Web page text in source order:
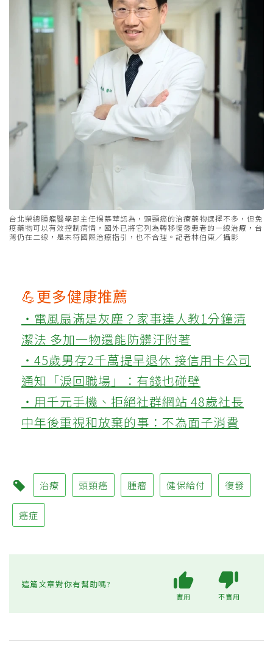
台北榮總腫瘤醫學部主任楊慕華認為，頭頸癌的治療藥物選擇不多，但免
疫藥物可以有效控制病情，國外已將它列為轉移復發患者的一線治療，台
灣仍在二線，是未符國際治療指引，也不合理。記者林伯東／攝影
💪更多健康推薦
‧電風扇滿是灰塵？家事達人教1分鐘清
潔法 多加一物還能防髒汙附著
‧45歲男存2千萬提早退休 接信用卡公司
通知「淚回職場」：有錢也碰壁
‧用千元手機、拒絕社群網站 48歲社長
中年後重視和放棄的事：不為面子消費
治療 頭頸癌 腫瘤 健保給付 復發
癌症
這篇文章對你有幫助嗎?
實用 不實用